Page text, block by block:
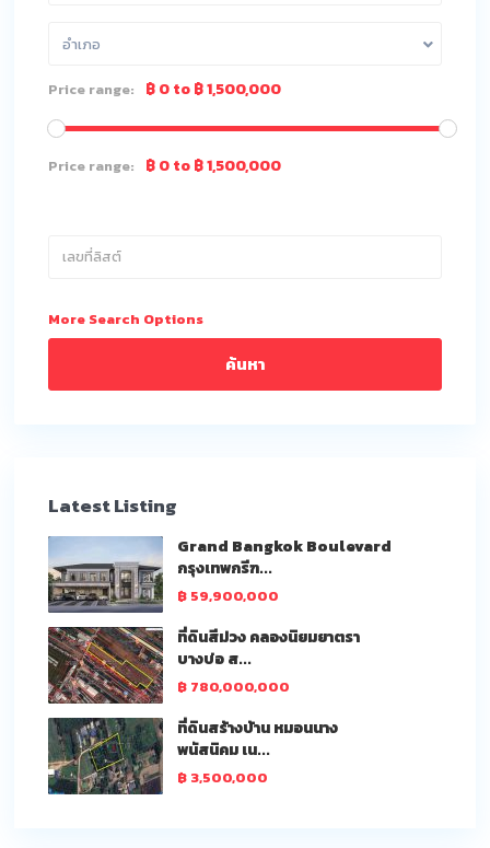
อำเภอ
Price range: ฿ 0 to ฿ 1,500,000
Price range: ฿ 0 to ฿ 1,500,000
More Search Options
ค้นหา
Latest Listing
Grand Bangkok Boulevard
กรุงเทพกรีฑ...
฿ 59,900,000
ที่ดินสีม่วง คลองนิยมยาตรา
บางบ่อ ส...
฿ 780,000,000
ที่ดินสร้างบ้าน หมอนนาง
พนัสนิคม เน...
฿ 3,500,000